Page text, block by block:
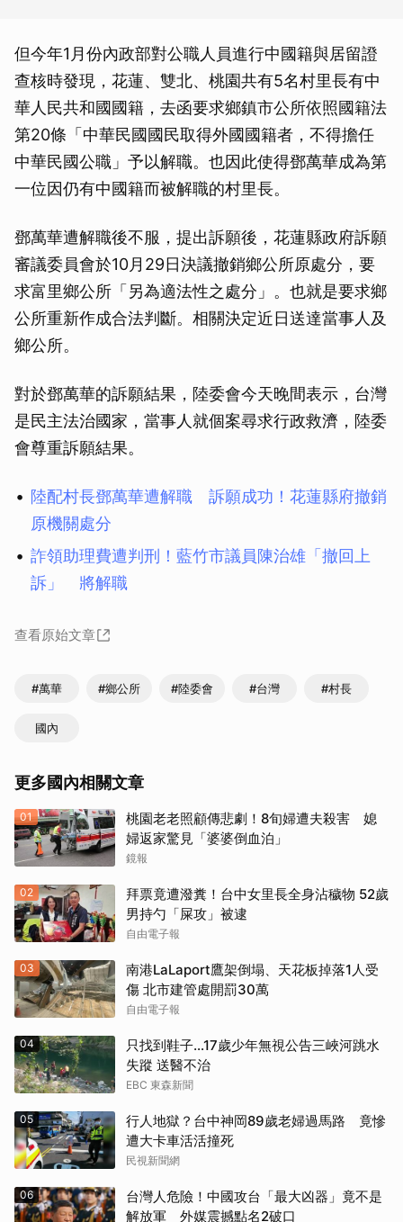
但今年1月份內政部對公職人員進行中國籍與居留證
查核時發現，花蓮、雙北、桃園共有5名村里長有中
華人民共和國國籍，去函要求鄉鎮市公所依照國籍法
第20條「中華民國國民取得外國國籍者，不得擔任
中華民國公職」予以解職。也因此使得鄧萬華成為第
一位因仍有中國籍而被解職的村里長。
鄧萬華遭解職後不服，提出訴願後，花蓮縣政府訴願
審議委員會於10月29日決議撤銷鄉公所原處分，要
求富里鄉公所「另為適法性之處分」。也就是要求鄉
公所重新作成合法判斷。相關決定近日送達當事人及
鄉公所。
對於鄧萬華的訴願結果，陸委會今天晚間表示，台灣
是民主法治國家，當事人就個案尋求行政救濟，陸委
會尊重訴願結果。
陸配村長鄧萬華遭解職 訴願成功！花蓮縣府撤銷
原機關處分
詐領助理費遭判刑！藍竹市議員陳治雄「撤回上
訴」 將解職
查看原始文章
#萬華 #鄉公所 #陸委會 #台灣 #村長
國內
更多國內相關文章
01
桃園老老照顧傳悲劇！8旬婦遭夫殺害 媳
婦返家驚見「婆婆倒血泊」
鏡報
02
拜票竟遭潑糞！台中女里長全身沾穢物 52歲
男持勺「屎攻」被逮
自由電子報
03
南港LaLaport鷹架倒塌、天花板掉落1人受
傷 北市建管處開罰30萬
自由電子報
04
只找到鞋子…17歲少年無視公告三峽河跳水
失蹤 送醫不治
EBC 東森新聞
05
行人地獄？台中神岡89歲老婦過馬路 竟慘
遭大卡車活活撞死
民視新聞網
06
台灣人危險！中國攻台「最大凶器」竟不是
解放軍 外媒震撼點名2破口